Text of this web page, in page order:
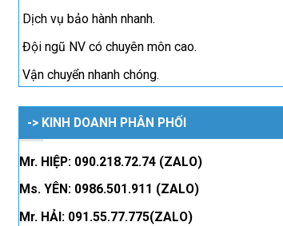
Dịch vụ bảo hành nhanh.
Đội ngũ NV có chuyên môn cao.
Vận chuyển nhanh chóng.
-> KINH DOANH PHÂN PHỐI
Mr. HIỆP: 090.218.72.74 (ZALO)
Ms. YÊN: 0986.501.911 (ZALO)
Mr. HẢI: 091.55.77.775(ZALO)